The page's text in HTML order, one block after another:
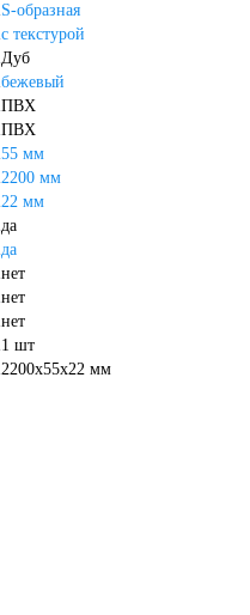
S-образная
с текстурой
Дуб
бежевый
ПВХ
ПВХ
55 мм
2200 мм
22 мм
да
да
нет
нет
нет
1 шт
2200х55х22 мм